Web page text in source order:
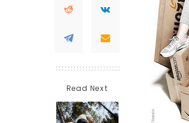
Read Next